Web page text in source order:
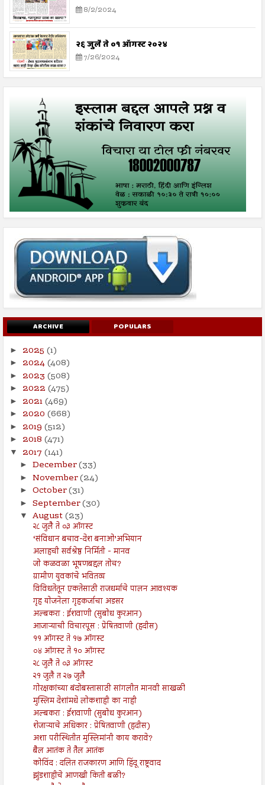
8/2/2024
२६ जुलै ते ०१ ऑगस्ट २०२४
7/26/2024
ARCHIVE POPULARS
► 2025 (1)
► 2024(408)
► 2023 (508)
► 2022 (475)
► 2021(469)
► 2020 (668)
► 2019 (512)
► 2018 (471)
▼ 2017 (141)
► December(33)
► November(24)
► October(31)
► September(30)
▼ August(23)
२८ जुलै ते ०३ ऑगस्ट
‘संविधान बचाव-देश बनाओ’अभियान
अलाहची सर्वश्रेष्ठ निर्मिती - मानव
जो कळवळा भूषणबद्दल तोच?
ग्रामीण युवकांचे भवितव्य
विविधतेतून एकतेसाठी राजधर्माचे पालन आवश्यक
गृह योजनेला गृहकर्जाचा अडसर
अल्बकरा : ईशवाणी (सुबोध कुरआन)
आजाऱ्याची विचारपूस : प्रेषितवाणी (हदीस)
११ ऑगस्ट ते १७ ऑगस्ट
०४ ऑगस्ट ते १० ऑगस्ट
२८ जुलै ते ०३ ऑगस्ट
२१ जुलै त २७ जुलै
गोरक्षकांच्या बंदोबस्तासाठी सांगलीत मानवी साखळी
मुस्लिम देशांमधे लोकशाही का नाही
अल्बकरा : ईशवाणी (सुबोध कुरआन)
शेजाऱ्याचे अधिकार : प्रेषितवाणी (हदीस)
अशा परीस्थितीत मुस्लिमांनी काय करावे?
बैल आतंक ते तैल आतंक
कोविंद : दलित राजकारण आणि हिंदू राष्ट्रवाद
झुंडशाहीचे आणखी किती बळी?